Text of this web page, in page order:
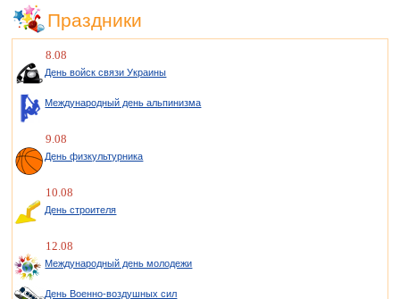
Праздники
8.08
День войск связи Украины
Международный день альпинизма
9.08
День физкультурника
10.08
День строителя
12.08
Международный день молодежи
День Военно-воздушных сил